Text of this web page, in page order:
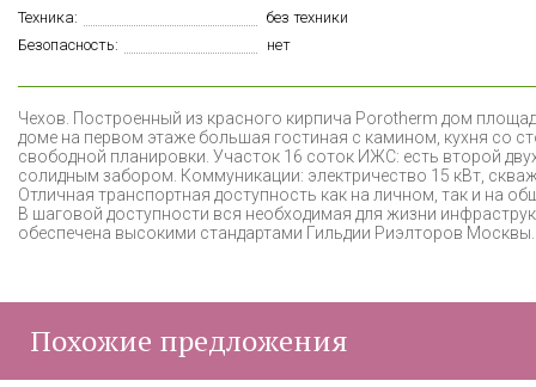
Техника:
без техники
Безопасность:
нет
Чехов. Построенный из красного кирпича Porotherm дом
доме на первом этаже большая гостиная с камином, кухня со
свободной планировки. Участок 16 соток ИЖС: есть второй
солидным забором. Коммуникации: электричество 15 кВт,
Отличная транспортная доступность как на личном, так и на
В шаговой доступности вся необходимая для жизни
обеспечена высокими стандартами Гильдии Риэлторов
Похожие предложения